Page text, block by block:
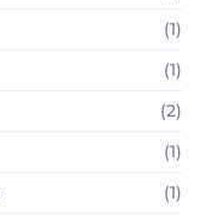
(1)
(1)
(2)
(1)
(1)